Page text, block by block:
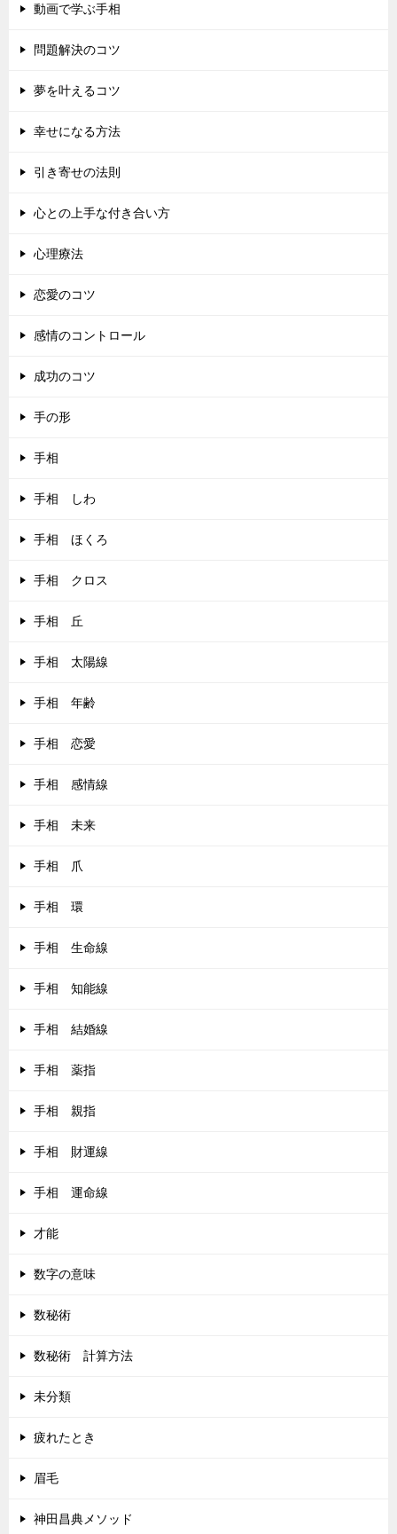
動画で学ぶ手相
問題解決のコツ
夢を叶えるコツ
幸せになる方法
引き寄せの法則
心との上手な付き合い方
心理療法
恋愛のコツ
感情のコントロール
成功のコツ
手の形
手相
手相 しわ
手相 ほくろ
手相 クロス
手相 丘
手相 太陽線
手相 年齢
手相 恋愛
手相 感情線
手相 未来
手相 爪
手相 環
手相 生命線
手相 知能線
手相 結婚線
手相 薬指
手相 親指
手相 財運線
手相 運命線
才能
数字の意味
数秘術
数秘術 計算方法
未分類
疲れたとき
眉毛
神田昌典メソッド